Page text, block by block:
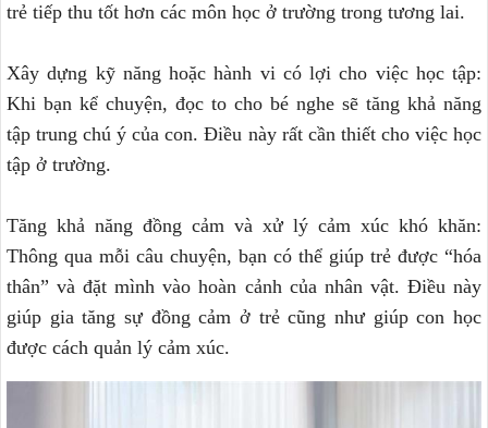
trẻ tiếp thu tốt hơn các môn học ở trường trong tương lai.
Xây dựng kỹ năng hoặc hành vi có lợi cho việc học tập:
Khi bạn kể chuyện, đọc to cho bé nghe sẽ tăng khả năng
tập trung chú ý của con. Điều này rất cần thiết cho việc học
tập ở trường.
Tăng khả năng đồng cảm và xử lý cảm xúc khó khăn:
Thông qua mỗi câu chuyện, bạn có thể giúp trẻ được “hóa
thân” và đặt mình vào hoàn cảnh của nhân vật. Điều này
giúp gia tăng sự đồng cảm ở trẻ cũng như giúp con học
được cách quản lý cảm xúc.